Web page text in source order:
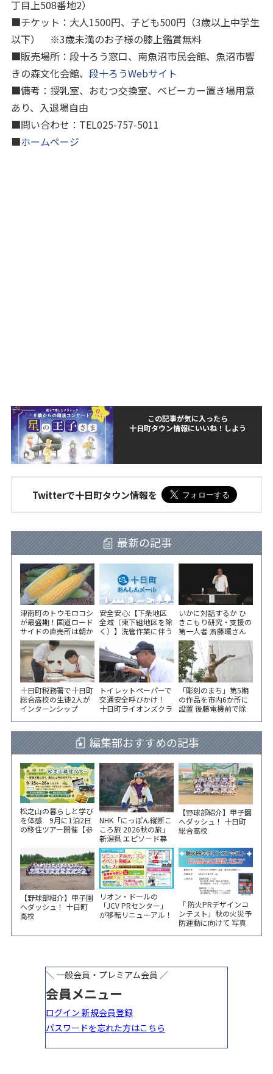
丁目上508番地2）
■チケット：大人1500円、子ども500円（3歳以上中学生
以下） ※3歳未満のお子様の膝上鑑賞無料
■販売場所：段十ろう窓口、南魚沼市民会館、魚沼市響
きの森文化会館、 段十ろうWebサイト
■備考：授乳室、おむつ交換室、ベビーカー置き場用意
あり、入退場自由
■問い合わせ：TEL025-757-5011
■ホームページ
この記事が気に入ったら
十日町タウン情報にいいね！しよう
Twitterで十日町タウン情報を
最新の記事
津南町のトウモロコシ
が最盛期！国道ロード
サイドの直売所は朝か
ら長い列！
安全安心:【下条地区
全域（東下組地区を除
く）】洗管作業に伴う
水道の濁りの発生につ
いて
いかに対話するか ひ
きこもり研究・支援の
第一人者 斎藤環さん
が千手コミセンで講演
十日町税務署で十日町
総合高校の生徒2人が
インターンシップ
トイレットペーパーで
交通安全呼びかけ！
十日町ライオンズクラ
「彫刻のまち」第5期
の作品を市内6か所に
設置 後藤電機前で除
編集部おすすめの記事
松之山の暮らしと学び
を体感 9月に1泊2日
の移住ツアー開催【参
NHK「にっぽん縦断こ
ころ旅 2026秋の旅」
新潟県 エピソード募
集中！
【野球部紹介】甲子園
へダッシュ！ 十日町
総合高校
【野球部紹介】甲子園
へダッシュ！ 十日町
高校
リオン・ドールの
「JCV PRセンター」
が移転リニューアル！
「 防火PRデザインコ
ンテスト」秋の火災予
防運動に向けて 写真